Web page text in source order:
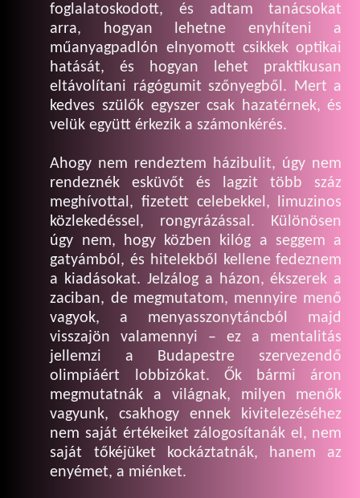
foglalatoskodott, és adtam tanácsokat
arra, hogyan lehetne enyhíteni a
műanyagpadlón elnyomott csikkek optikai
hatását, és hogyan lehet praktikusan
eltávolítani rágógumit szőnyegből. Mert a
kedves szülők egyszer csak hazatérnek, és
velük együtt érkezik a számonkérés.
Ahogy nem rendeztem házibulit, úgy nem
rendeznék esküvőt és lagzit több száz
meghívottal, fizetett celebekkel, limuzinos
közlekedéssel, rongyrázással. Különösen
úgy nem, hogy közben kilóg a seggem a
gatyámból, és hitelekből kellene fedeznem
a kiadásokat. Jelzálog a házon, ékszerek a
zaciban, de megmutatom, mennyire menő
vagyok, a menyasszonytáncból majd
visszajön valamennyi – ez a mentalitás
jellemzi a Budapestre szervezendő
olimpiáért lobbizókat. Ők bármi áron
megmutatnák a világnak, milyen menők
vagyunk, csakhogy ennek kivitelezéséhez
nem saját értékeiket zálogosítanák el, nem
saját tőkéjüket kockáztatnák, hanem az
enyémet, a miénket.